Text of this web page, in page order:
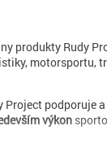
produkty Rudy
motorsportu,
podporuje
výkon